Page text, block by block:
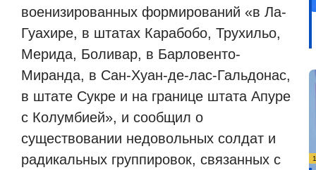
военизированных формирований «в Ла-
Гуахире, в штатах Карабобо, Трухильо,
Мерида, Боливар, в Барловенто-
Миранда, в Сан-Хуан-де-лас-Гальдонас,
в штате Сукре и на границе штата Апуре
с Колумбией», и сообщил о
существовании недовольных солдат и
радикальных группировок, связанных с